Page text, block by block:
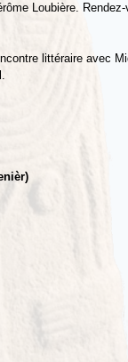
Loubière.
littéraire avec